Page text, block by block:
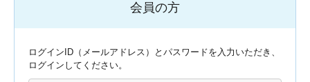
会員の方
ログインID（メールアドレス）とパスワードを入力いただき、
ログインしてください。